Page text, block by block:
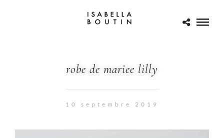
robe de mariee lilly
10 septembre 2019